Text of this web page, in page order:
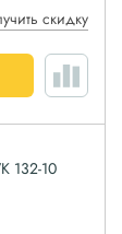
скидку
132-10